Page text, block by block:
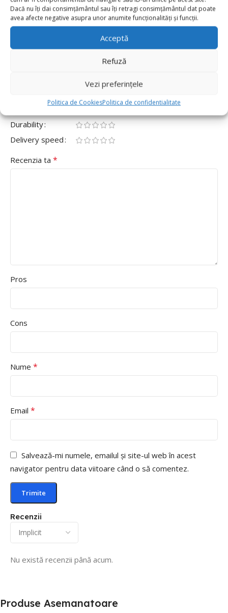
Dacă nu îți dai consimțământul sau îți retragi consimțământul dat poate
avea afecte negative asupra unor anumite funcționalități și funcții.
Acceptă
Refuză
Vezi preferințele
Politica de CookiesPolitica de confidentialitate
0
0
Recenzii
Nu există recenzii până acum.
Fii primul care scrii o recenzie pentru „Balon folie
Adresa ta de email nu va fi publicată.
Value for money
Durability
Delivery speed
Recenzia ta *
Pros
Cons
Nume *
Email *
Salvează-mi numele, emailul și site-ul web în acest
navigator pentru data viitoare când o să comentez.
Produse Asemanatoare